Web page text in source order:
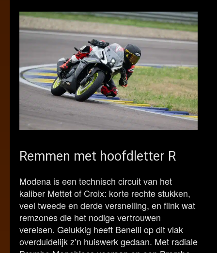
Remmen met hoofdletter R
Modena is een technisch circuit van het
kaliber Mettet of Croix: korte rechte stukken,
veel tweede en derde versnelling, en flink wat
remzones die het nodige vertrouwen
vereisen. Gelukkig heeft Benelli op dit vlak
overduidelijk z’n huiswerk gedaan. Met radiale